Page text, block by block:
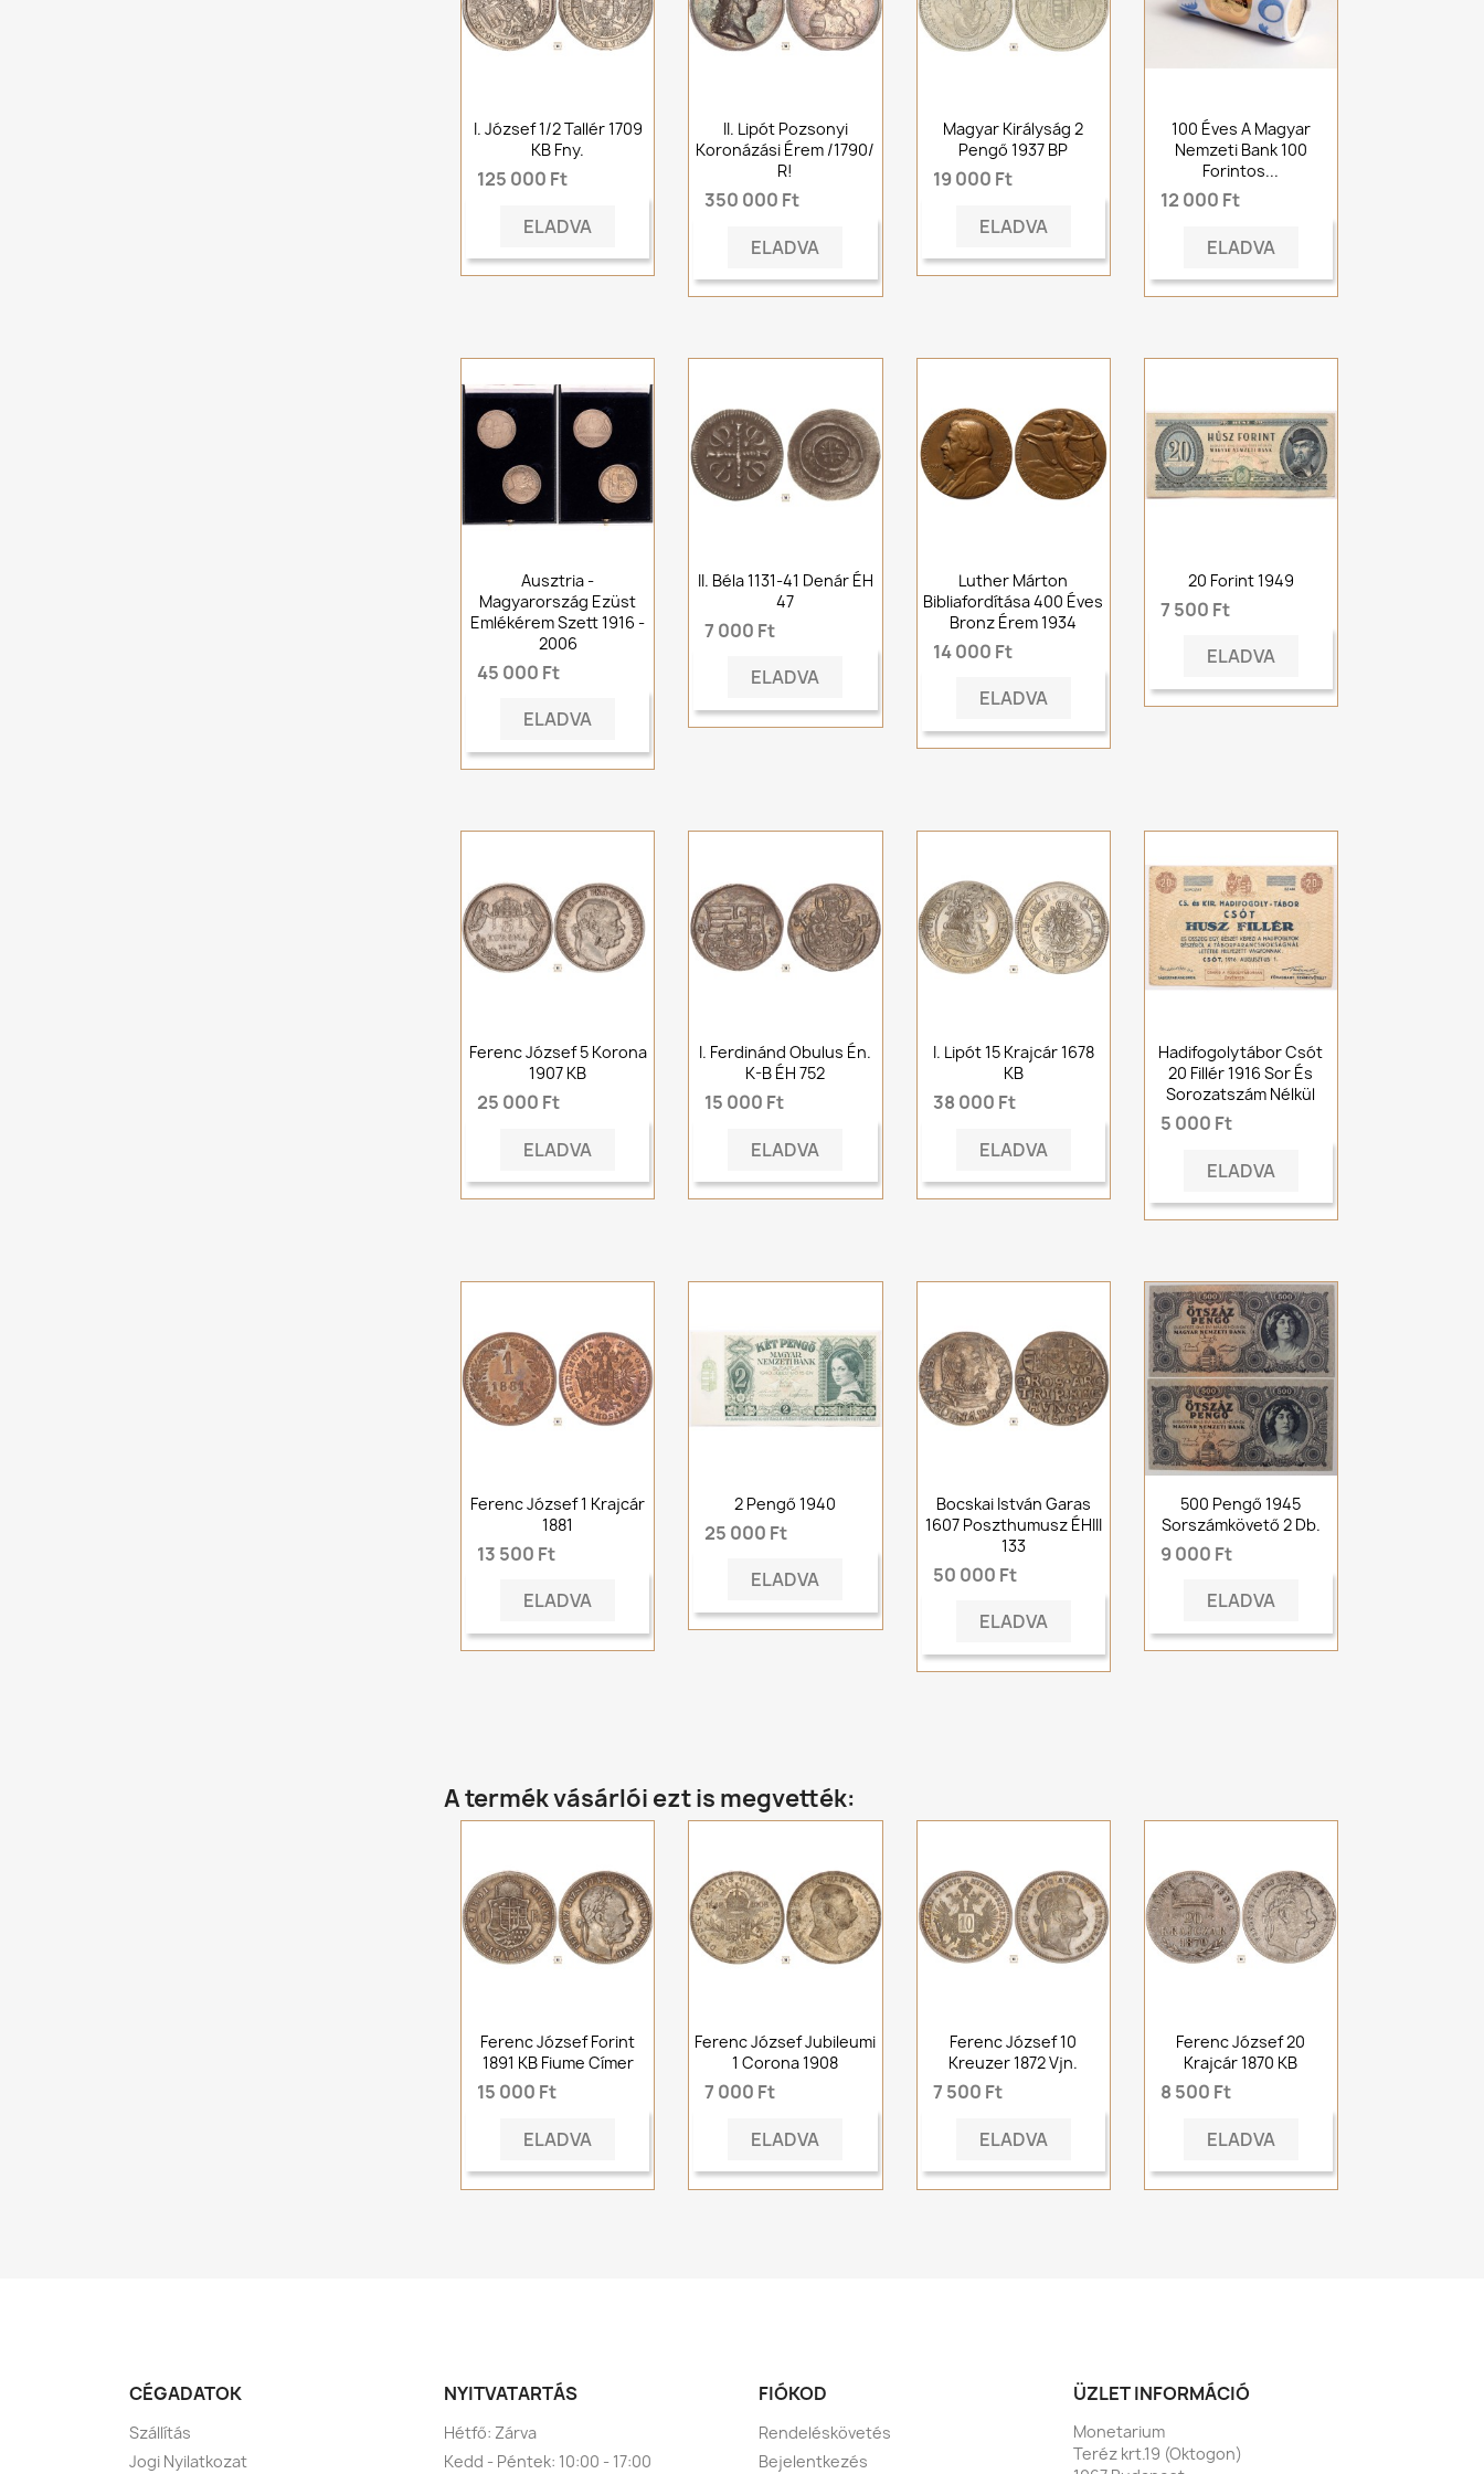
I. József 1/2 Tallér 1709
KB Fny.
125 000 Ft
ELADVA
II. Lipót Pozsonyi
Koronázási Érem /1790/
R!
350 000 Ft
ELADVA
Magyar Királyság 2
Pengő 1937 BP
19 000 Ft
ELADVA
100 Éves A Magyar
Nemzeti Bank 100
Forintos...
12 000 Ft
ELADVA
Ausztria -
Magyarország Ezüst
Emlékérem Szett 1916 -
2006
45 000 Ft
ELADVA
II. Béla 1131-41 Denár ÉH
47
7 000 Ft
ELADVA
Luther Márton
Bibliafordítása 400 Éves
Bronz Érem 1934
14 000 Ft
ELADVA
20 Forint 1949
7 500 Ft
ELADVA
Ferenc József 5 Korona
1907 KB
25 000 Ft
ELADVA
I. Ferdinánd Obulus Én.
K-B ÉH 752
15 000 Ft
ELADVA
I. Lipót 15 Krajcár 1678
KB
38 000 Ft
ELADVA
Hadifogolytábor Csót
20 Fillér 1916 Sor És
Sorozatszám Nélkül
5 000 Ft
ELADVA
Ferenc József 1 Krajcár
1881
13 500 Ft
ELADVA
2 Pengő 1940
25 000 Ft
ELADVA
Bocskai István Garas
1607 Poszthumusz ÉHIII
133
50 000 Ft
ELADVA
500 Pengő 1945
Sorszámkövető 2 Db.
9 000 Ft
ELADVA
A termék vásárlói ezt is megvették:
Ferenc József Forint
1891 KB Fiume Címer
15 000 Ft
ELADVA
Ferenc József Jubileumi
1 Corona 1908
7 000 Ft
ELADVA
Ferenc József 10
Kreuzer 1872 Vjn.
7 500 Ft
ELADVA
Ferenc József 20
Krajcár 1870 KB
8 500 Ft
ELADVA
CÉGADATOK
Szállítás
Jogi Nyilatkozat
NYITVATARTÁS
Hétfő: Zárva
Kedd - Péntek: 10:00 - 17:00
FIÓKOD
Rendeléskövetés
Bejelentkezés
ÜZLET INFORMÁCIÓ
Monetarium
Teréz krt.19 (Oktogon)